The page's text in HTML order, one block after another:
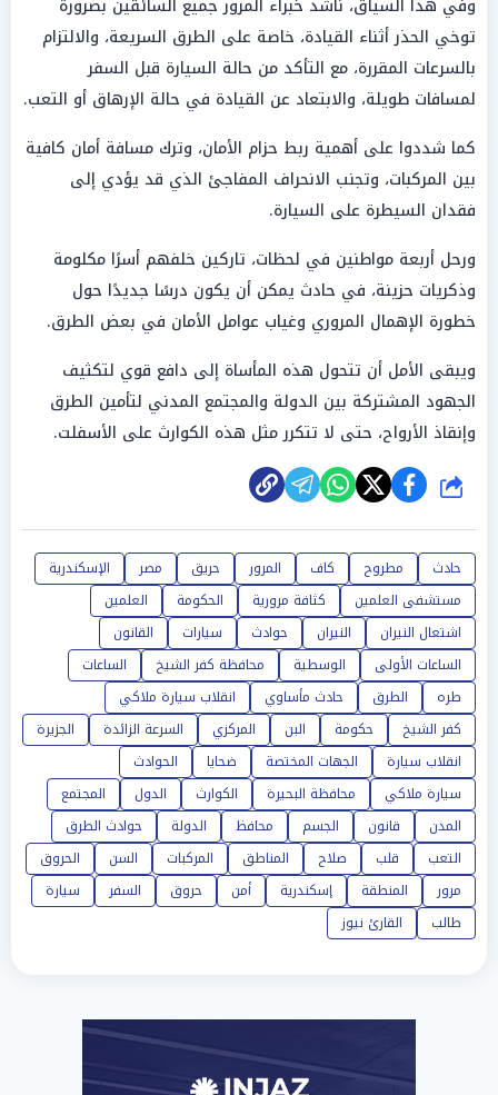
وفي هذا السياق، ناشد خبراء المرور جميع السائقين بضرورة
توخي الحذر أثناء القيادة، خاصة على الطرق السريعة، والالتزام
بالسرعات المقررة، مع التأكد من حالة السيارة قبل السفر
لمسافات طويلة، والابتعاد عن القيادة في حالة الإرهاق أو التعب.
كما شددوا على أهمية ربط حزام الأمان، وترك مسافة أمان كافية
بين المركبات، وتجنب الانحراف المفاجئ الذي قد يؤدي إلى
فقدان السيطرة على السيارة.
ورحل أربعة مواطنين في لحظات، تاركين خلفهم أسرًا مكلومة
وذكريات حزينة، في حادث يمكن أن يكون درسًا جديدًا حول
خطورة الإهمال المروري وغياب عوامل الأمان في بعض الطرق.
ويبقى الأمل أن تتحول هذه المأساة إلى دافع قوي لتكثيف
الجهود المشتركة بين الدولة والمجتمع المدني لتأمين الطرق
وإنقاذ الأرواح، حتى لا تتكرر مثل هذه الكوارث على الأسفلت.
شارك
حادث مطروح كاف المرور حريق مصر
الإسكندرية
مستشفى العلمين
كثافة مرورية الحكومة
العلمين
اشتعال النيران
النيران حوادث سيارات
القانون
الساعات الأولى
الوسطية محافظة كفر الشيخ
الساعات
طره
الطرق حادث مأساوي
انقلاب سيارة ملاكي
كفر الشيخ
حكومة البن المركزي السرعة الزائدة
الجزيرة
انقلاب سيارة
الجهات المختصة ضحايا
الحوادث
سيارة ملاكي
محافظة البحيرة الكوارث الدول
المجتمع
المدن
قانون الجسم محافظ الدولة
حوادث الطرق
التعب
قلب صلاح المناطق المركبات السن
الحروق
مرور
المنطقة إسكندرية أمن حروق السفر
سيارة
طالب
القارئ نيوز